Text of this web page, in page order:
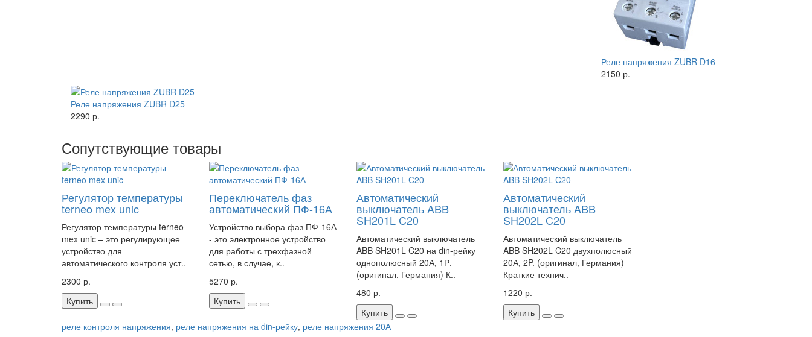
Реле напряжения ZUBR D16
2150 р.
Реле напряжения ZUBR D25
2290 р.
Сопутствующие товары
Регулятор температуры
terneo mex unic
Регулятор температуры terneo
mex unic – это регулирующее
устройство для
автоматического контроля уст..
2300 р.
Купить
Переключатель фаз
автоматический ПФ-16А
Устройство выбора фаз ПФ-16А
- это электронное устройство
для работы с трехфазной
сетью, в случае, к..
5270 р.
Купить
Автоматический
выключатель ABB
SH201L C20
Автоматический выключатель
ABB SH201L C20 на din-рейку
однополюсный 20А, 1Р.
(оригинал, Германия) К..
480 р.
Купить
Автоматический
выключатель ABB
SH202L C20
Автоматический выключатель
ABB SH202L C20 двухполюсный
20А, 2P. (оригинал, Германия)
Краткие технич..
1220 р.
Купить
реле контроля напряжения, реле напряжения на din-рейку, реле напряжения 20А